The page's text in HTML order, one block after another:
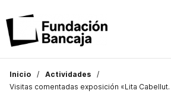
Inicio
Actividades
Visitas comentadas exposición «Lita